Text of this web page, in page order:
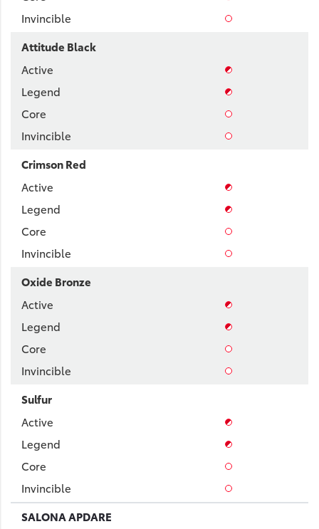
Attitude Black
Crimson Red
Oxide Bronze
Sulfur
SALONA APDARE